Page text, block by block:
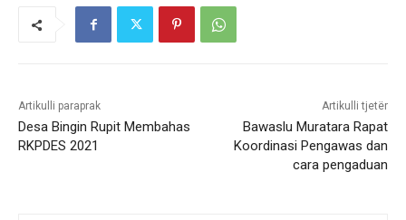
Artikulli paraprak
Desa Bingin Rupit Membahas
RKPDES 2021
Artikulli tjetër
Bawaslu Muratara Rapat
Koordinasi Pengawas dan
cara pengaduan